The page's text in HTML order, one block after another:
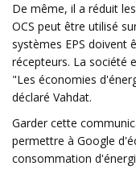
De même, il a réduit
OCS peut être utilisé
systèmes EPS doivent
récepteurs. La société
"Les économies
déclaré Vahdat.
Garder cette
permettre à Google
consommation